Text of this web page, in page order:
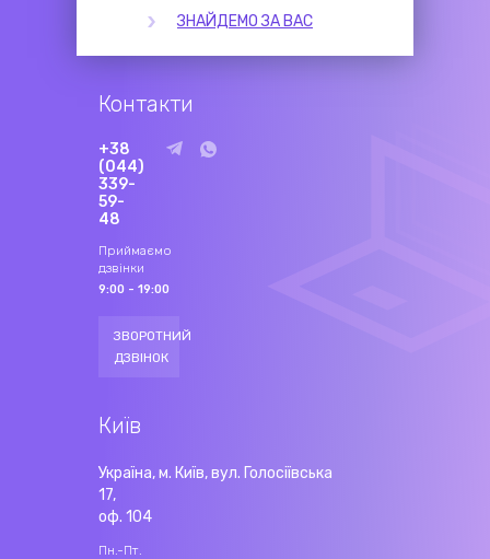
ЗНАЙДЕМО ЗА ВАС
Контакти
+38
(044)
339-
59-
48
Приймаємо
дзвінки
9:00 - 19:00
ЗВОРОТНИЙ
ДЗВІНОК
Київ
Україна, м. Київ, вул. Голосіївська
17,
оф. 104
Пн.-Пт.